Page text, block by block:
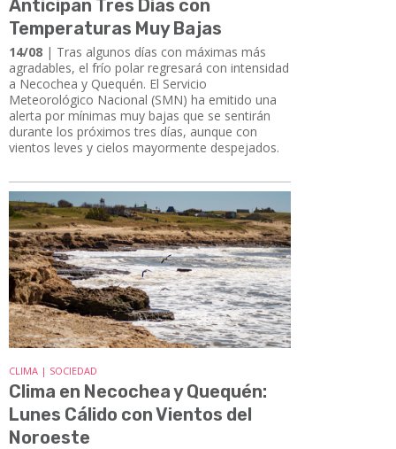
Anticipan Tres Días con
Temperaturas Muy Bajas
14/08 | Tras algunos días con máximas más
agradables, el frío polar regresará con intensidad
a Necochea y Quequén. El Servicio
Meteorológico Nacional (SMN) ha emitido una
alerta por mínimas muy bajas que se sentirán
durante los próximos tres días, aunque con
vientos leves y cielos mayormente despejados.
CLIMA | SOCIEDAD
Clima en Necochea y Quequén:
Lunes Cálido con Vientos del
Noroeste